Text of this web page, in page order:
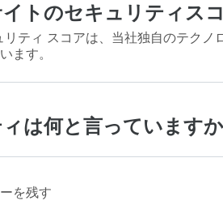
トのセキュリティス
リティ スコアは、当社独自のテク
ます。
は何と言っています
を残す